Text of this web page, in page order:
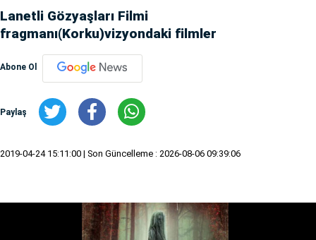
Lanetli Gözyaşları Filmi
fragmanı(Korku)vizyondaki filmler
Abone Ol
Paylaş
2019-04-24 15:11:00 | Son Güncelleme : 2026-08-06 09:39:06